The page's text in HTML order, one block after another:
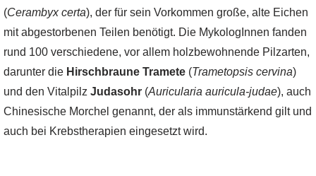
(Cerambyx certa), der für sein Vorkommen große, alte Eichen
mit abgestorbenen Teilen benötigt. Die MykologInnen fanden
rund 100 verschiedene, vor allem holzbewohnende Pilzarten,
darunter die Hirschbraune Tramete (Trametopsis cervina)
und den Vitalpilz Judasohr (Auricularia auricula-judae), auch
Chinesische Morchel genannt, der als immunstärkend gilt und
auch bei Krebstherapien eingesetzt wird.